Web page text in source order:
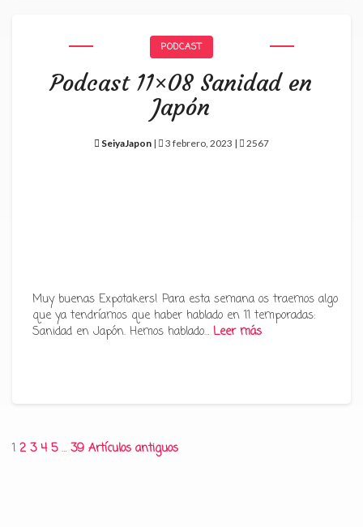
PODCAST
Podcast 11×08 Sanidad en
Japón
SeiyaJapon | 3 febrero, 2023 | 2567
Muy buenas Expotakers! Para esta semana os traemos algo
que ya tendríamos que haber hablado en 11 temporadas:
Sanidad en Japón. Hemos hablado… Leer más
Paginación
1 2 3 4 5 … 39 Artículos antiguos